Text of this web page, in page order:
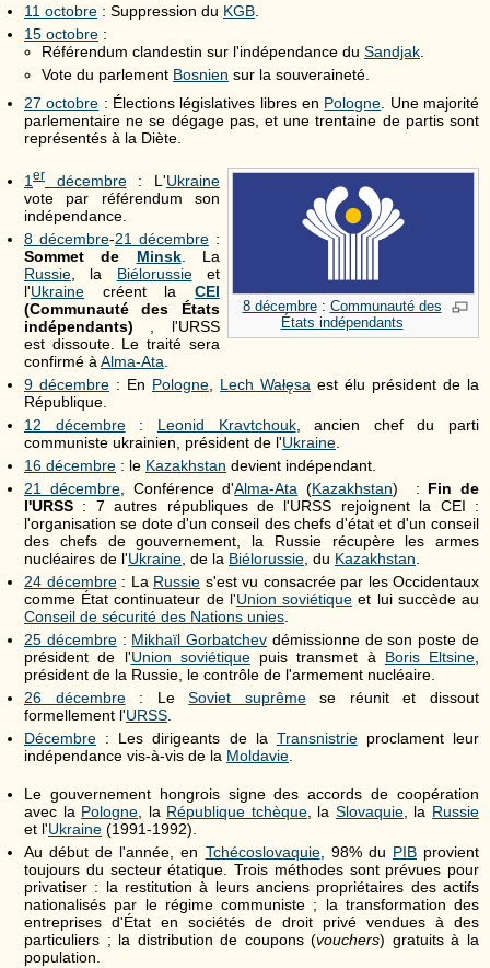
11 octobre : Suppression du KGB
15 octobre :
Référendum clandestin sur l'indépendance du Sandjak
Vote du parlement Bosnien sur la souveraineté.
27 octobre : Élections législatives libres en Pologne . Une majorité
parlementaire ne se dégage pas, et une trentaine de partis sont
représentés à la Diète.
8 décembre: Communauté des
États indépendants
1 er décembre: L'Ukraine
vote par référendum son
indépendance.
8 décembre-21 décembre:
Sommet de Minsk. La
Russie , la Biélorussieet
l'Ukraine créent la CEI
(Communauté des États
indépendants)
, l'URSS
est dissoute. Le traité sera
confirmé à Alma-Ata
9 décembre : En Pologne Lech Wałęsa est élu président de la
République.
12 décembre: Leonid Kravtchouk, ancien chef du parti
communiste ukrainien, président de l'Ukraine
16 décembre : le Kazakhstan devient indépendant.
21 décembre, Conférence d'Alma-Ata (Kazakhstan) : Fin de
l'URSS : 7 autres républiques de l'URSS rejoignent la CEI :
l'organisation se dote d'un conseil des chefs d'état et d'un conseil
des chefs de gouvernement, la Russie récupère les armes
nucléaires de l'Ukraine , de la Biélorussie , du Kazakhstan
24 décembre: La Russie s'est vu consacrée par les Occidentaux
comme État continuateur de l'Union soviétique et lui succède au
Conseil de sécurité des Nations unies
25 décembre: Mikhaïl Gorbatchev démissionne de son poste de
président de l'Union soviétiquepuis transmet à Boris Eltsine
président de la Russie, le contrôle de l'armement nucléaire.
26 décembre: LeSoviet suprêmese réunit et dissout
formellement l'URSS
Décembre : Les dirigeants de la Transnistrieproclament leur
indépendance vis-à-vis de la Moldavie
Le gouvernement hongrois signe des accords de coopération
avec la Pologne, la République tchèque, la Slovaquie, la Russie
et l'Ukraine (1991-1992).
Au début de l'année, en Tchécoslovaquie, 98% du PIBprovient
toujours du secteur étatique. Trois méthodes sont prévues pour
privatiser : la restitution à leurs anciens propriétaires des actifs
nationalisés par le régime communiste ; la transformation des
entreprises d'État en sociétés de droit privé vendues à des
particuliers ; la distribution de coupons (vouchers) gratuits à la
population.